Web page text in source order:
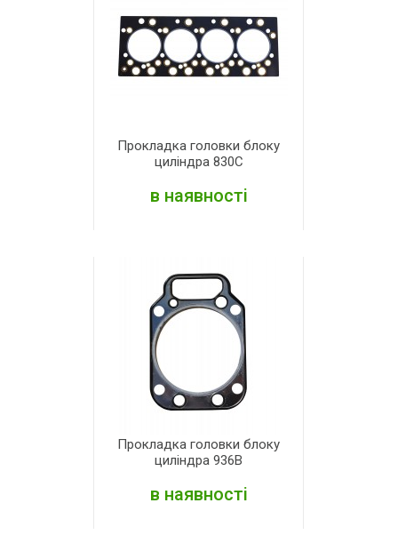
Прокладка головки блоку
циліндра 830С
в наявності
Прокладка головки блоку
циліндра 936В
в наявності